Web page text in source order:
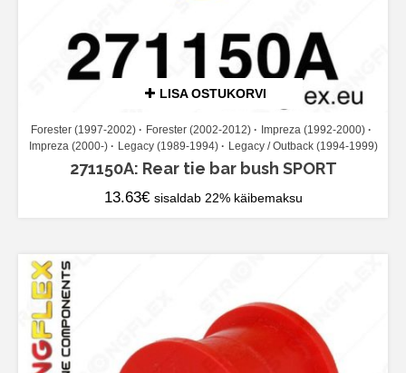
LISA OSTUKORVI
Forester (1997-2002) Forester (2002-2012)
Impreza (1992-2000)
Impreza (2000-)
Legacy (1989-1994) Legacy / Outback (1994-1999)
271150A: Rear tie bar bush SPORT
13.63€ sisaldab 22% käibemaksu